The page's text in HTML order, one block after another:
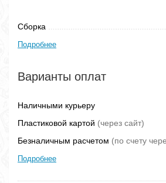
Сборка
Подробнее
Варианты оплат
Наличными курьеру
Пластиковой картой (через сайт)
Безналичным расчетом (по счету
Подробнее